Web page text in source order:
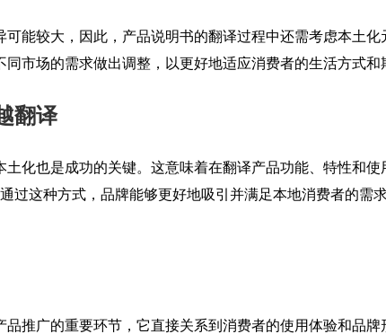
能较大，因此，产品说明书的翻译过程中还需考虑本土化
市场的需求做出调整，以更好地适应消费者的生活方式和
翻译
化也是成功的关键。这意味着在翻译产品功能、特性和使
过这种方式，品牌能够更好地吸引并满足本地消费者的需
推广的重要环节，它直接关系到消费者的使用体验和品牌